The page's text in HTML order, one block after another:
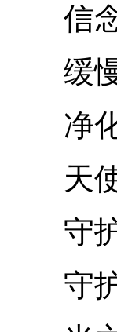
信念
缓慢
净化
天使
守护
守护